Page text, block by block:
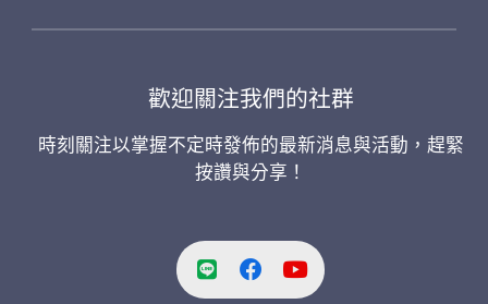
歡迎關注我們的社群
時刻關注以掌握不定時發佈的最新消息與活動，趕緊
按讚與分享！